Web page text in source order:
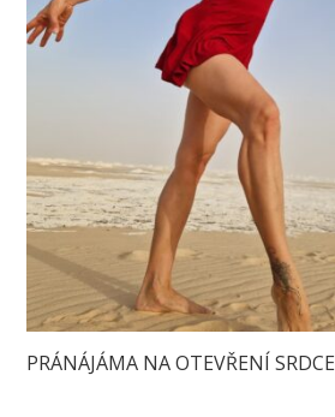
PRÁNÁJÁMA NA OTEVŘENÍ SRDCE